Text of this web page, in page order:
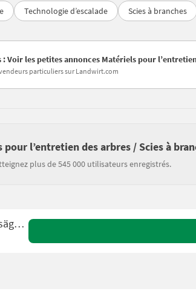
Technologie d’escalade Scies à branches
Voir les petites annonces Matériels pour
particuliers sur Landwirt.com
l’entretien des arbres / Scies à
plus de 545 000 utilisateurs enregistrés.
Elkaer Hydraulische Astsäge HS 3800